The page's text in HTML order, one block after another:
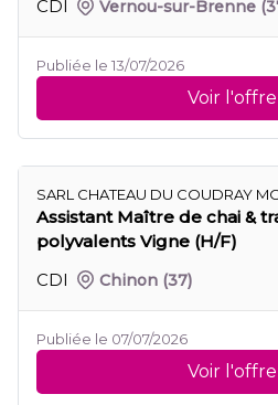
CDI Vernou-sur-Brenne
Publiée le 13/07/2026
Voir l'offre
SARL CHATEAU DU COUDRAY
Assistant Maître de chai &
polyvalents Vigne (H/F)
CDI
Chinon (37)
Publiée le 07/07/2026
Voir l'offre